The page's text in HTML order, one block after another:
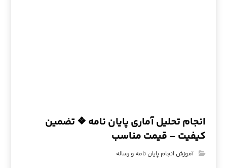
انجام تحلیل آماری پایان نامه ❖ تضمین
کیفیت – قیمت مناسب
آموزش انجام پایان نامه و رساله